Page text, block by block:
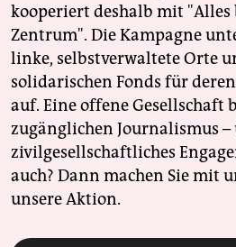
kooperiert deshalb mit
Zentrum". Die Kampagne
linke, selbstverwaltete Orte
solidarischen Fonds für
auf. Eine offene Gesellschaft
zugänglichen Journalismus –
zivilgesellschaftliches
auch? Dann machen Sie mit
unsere Aktion.